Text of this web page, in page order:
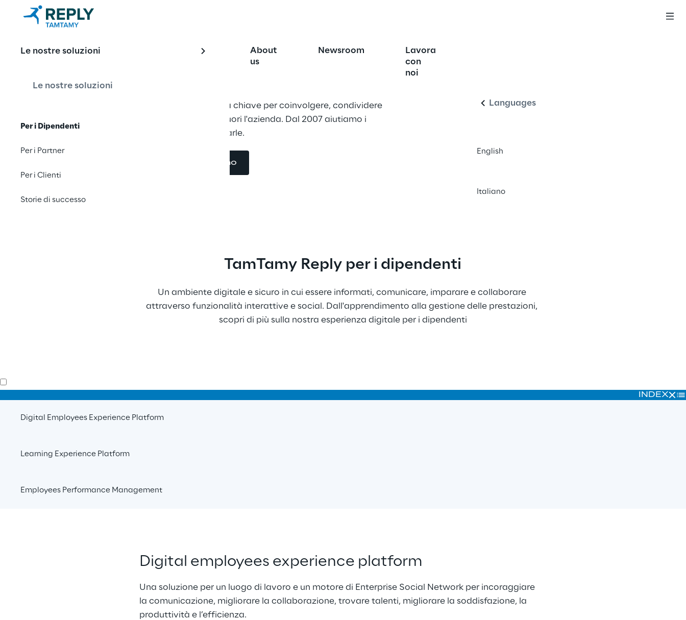
Le nostre soluzioni
Le nostre soluzioni
Per i Dipendenti
Per i Partner
Per i Clienti
Storie di successo
About
us
Newsroom
Lavora
con
noi
Languages
English
Italiano
Costruiamo community
Le community sono la chiave per coinvolgere, condividere
e innovare dentro e fuori l'azienda. Dal 2007 aiutiamo i
nostri clienti a realizzarle.
Richiedi una demo
TamTamy Reply per i dipendenti
Un ambiente digitale e sicuro in cui essere informati, comunicare, imparare e collaborare
attraverso funzionalità interattive e social. Dall'apprendimento alla gestione delle prestazioni,
scopri di più sulla nostra esperienza digitale per i dipendenti
INDEX
Digital Employees Experience Platform
Learning Experience Platform
Employees Performance Management
Digital employees experience platform
Una soluzione per un luogo di lavoro e un motore di Enterprise Social Network per incoraggiare
la comunicazione, migliorare la collaborazione, trovare talenti, migliorare la soddisfazione, la
produttività e l’efficienza.